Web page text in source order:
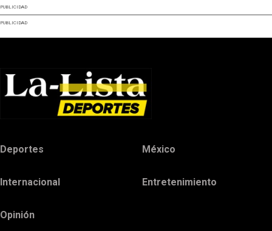
PUBLICIDAD
PUBLICIDAD
Deportes México
Internacional Entretenimiento
Opinión